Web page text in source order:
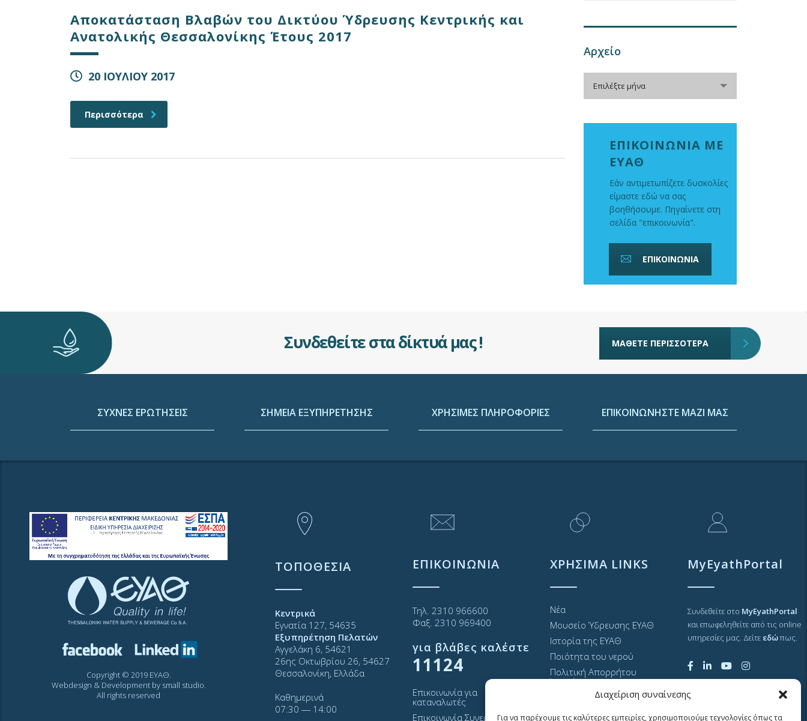
Διαχείριση συναίνεσης
Για να παρέχουμε τις καλύτερες εμπειρίες, χρησιμοποιούμε τεχνολογίες όπως τα
Αποκατάσταση Βλαβών του Δικτύου Ύδρευσης Κεντρικής και
Ανατολικής Θεσσαλονίκης Έτους 2017
20 ΙΟΥΛΙΟΥ 2017
Περισσότερα
Αρχείο
Επιλέξτε μήνα
ΕΠΙΚΟΙΝΩΝΙΑ ΜΕ
ΕΥΑΘ
Εάν αντιμετωπίζετε δυσκολίες
είμαστε εδώ να σας
βοηθήσουμε. Πηγαίνετε στη
σελίδα "επικοινωνία".
ΕΠΙΚΟΙΝΩΝΙΑ
Συνδεθείτε στα δίκτυά μας ! ΜΑΘΕΤΕ ΠΕΡΙΣΣΟΤΕΡΑ
ΣΥΧΝΕΣ ΕΡΩΤΗΣΕΙΣ ΣΗΜΕΙΑ ΕΞΥΠΗΡΕΤΗΣΗΣ ΧΡΗΣΙΜΕΣ ΠΛΗΡΟΦΟΡΙΕΣ ΕΠΙΚΟΙΝΩΝΗΣΤΕ ΜΑΖΙ ΜΑΣ
Copyright © 2019 ΕΥΑΘ.
Webdesign & Development by small studio.
All rights reserved
ΤΟΠΟΘΕΣΙΑ
Κεντρικά
Εγνατία 127, 54635
Εξυπηρέτηση Πελατών
Αγγελάκη 6, 54621
26ης Οκτωβρίου 26, 54627
Θεσσαλονίκη, Ελλάδα
Καθημερινά
07:30 ― 14:00
ΕΠΙΚΟΙΝΩΝΙΑ
Τηλ. 2310 966600
Φαξ. 2310 969400
για βλάβες καλέστε
11124
Επικοινωνία για
καταναλωτές
Επικοινωνία Συνεργατών και
ΧΡΗΣΙΜΑ LINKS
Νέα
Μουσείο Ύδρευσης ΕΥΑΘ
Ιστορία της ΕΥΑΘ
Ποιότητα του νερού
Πολιτική Απορρήτου
Ιστοτόπου
GDPR και προσωπικά
MyEyathPortal
Συνδεθείτε στο MyEyathPortal
και επωφεληθείτε από τις online
υπηρεσίες μας. Δείτε εδώπως.